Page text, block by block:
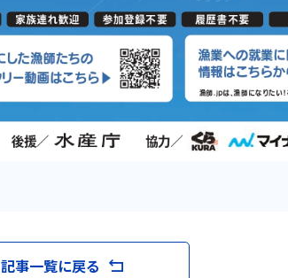
記事一覧に戻る